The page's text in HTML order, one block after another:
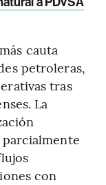
cauta
petroleras,
tras
La
con